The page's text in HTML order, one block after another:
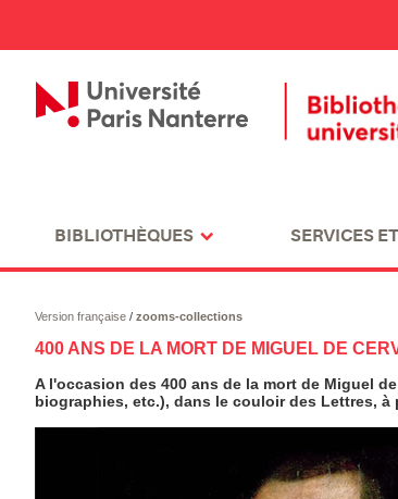
BIBLIOTHÈQUES SERVICES
Version française/ zooms-collections
400 ANS DE LA MORT DE MIGUEL DE
A l'occasion des 400 ans de la mort de Miguel
biographies, etc.), dans le couloir des Lettres, à